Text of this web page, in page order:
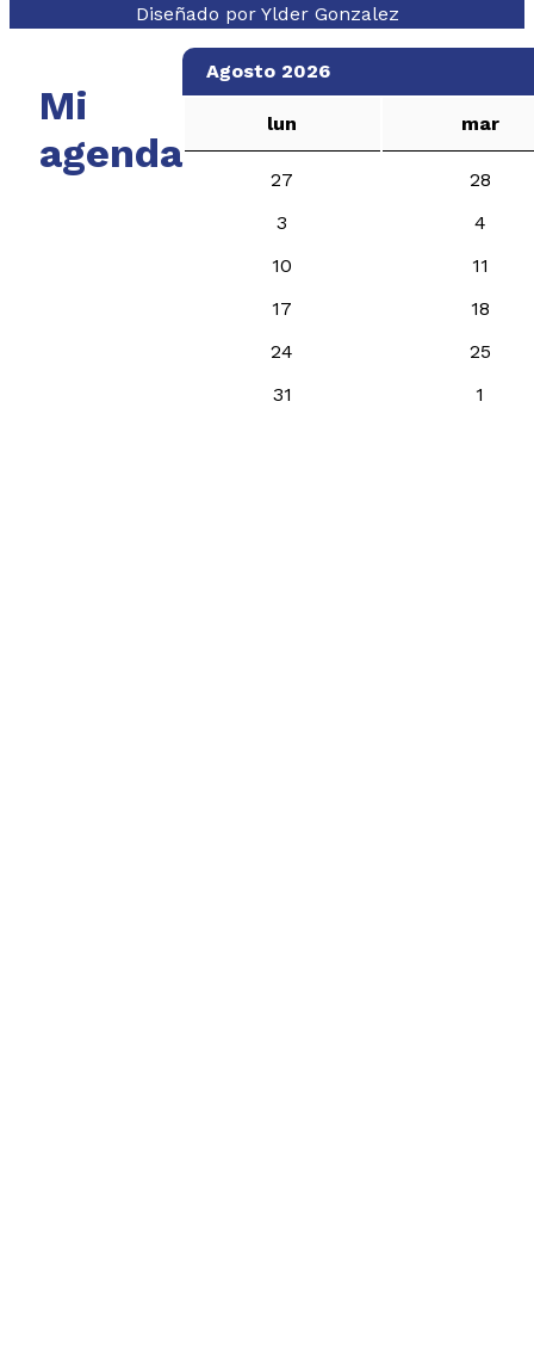
Diseñado por Ylder Gonzalez
Mi
agenda
Agosto 2026
lun mar
27
28
3
4
10
11
17
18
24
25
31
1